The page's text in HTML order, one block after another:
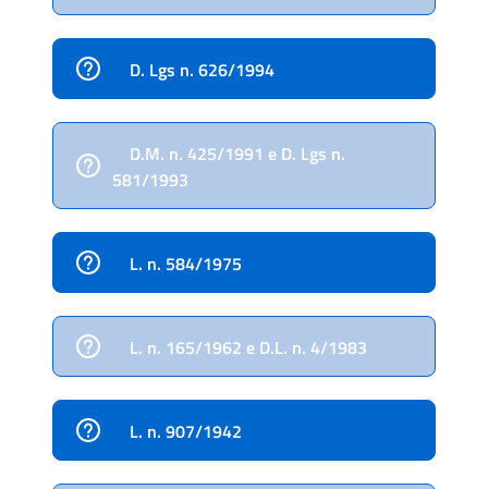
D. Lgs n. 626/1994
D.M. n. 425/1991 e D. Lgs n.
581/1993
L. n. 584/1975
L. n. 165/1962 e D.L. n. 4/1983
L. n. 907/1942